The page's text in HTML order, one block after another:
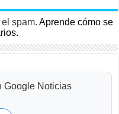
el spam.Aprende cómo se
Google Noticias